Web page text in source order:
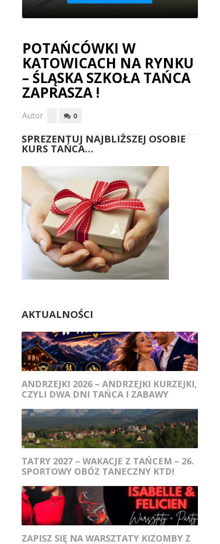
POTAŃCÓWKI W
KATOWICACH NA RYNKU
– ŚLĄSKA SZKOŁA TAŃCA
ZAPRASZA !
Autor 0
SPREZENTUJ NAJBLIŻSZEJ OSOBIE
KURS TAŃCA…
AKTUALNOŚCI
ANDRZEJKI 2026 – ANDRZEJKI KURZEJKI,
CZYLI DWA DNI TAŃCA I ZABAWY
TATRY 2027 – WAKACJE Z TAŃCEM – 26.
SPORTOWY OBÓZ TANECZNY KTD!
ZAPISZ SIĘ NA WARSZTATY KIZOMBY Z